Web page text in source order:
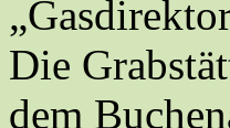
Die
dem